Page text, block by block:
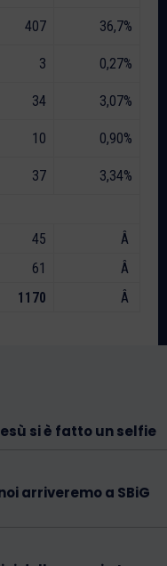
407 36,7%
3 0,27%
34 3,07%
10 0,90%
37
3,34%
45
Â
61
Â
1170 Â
si è fatto un selfie
arriveremo a SBiG